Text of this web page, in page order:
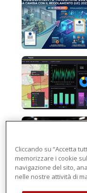
Cliccando su “Accetta
memorizzare i cookie
navigazione del sito,
nelle nostre attività di